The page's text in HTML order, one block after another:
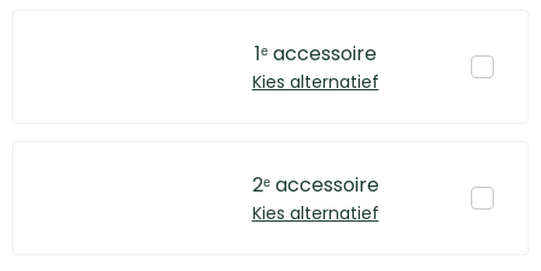
1ᵉ accessoire
Kies alternatief
2ᵉ accessoire
Kies alternatief